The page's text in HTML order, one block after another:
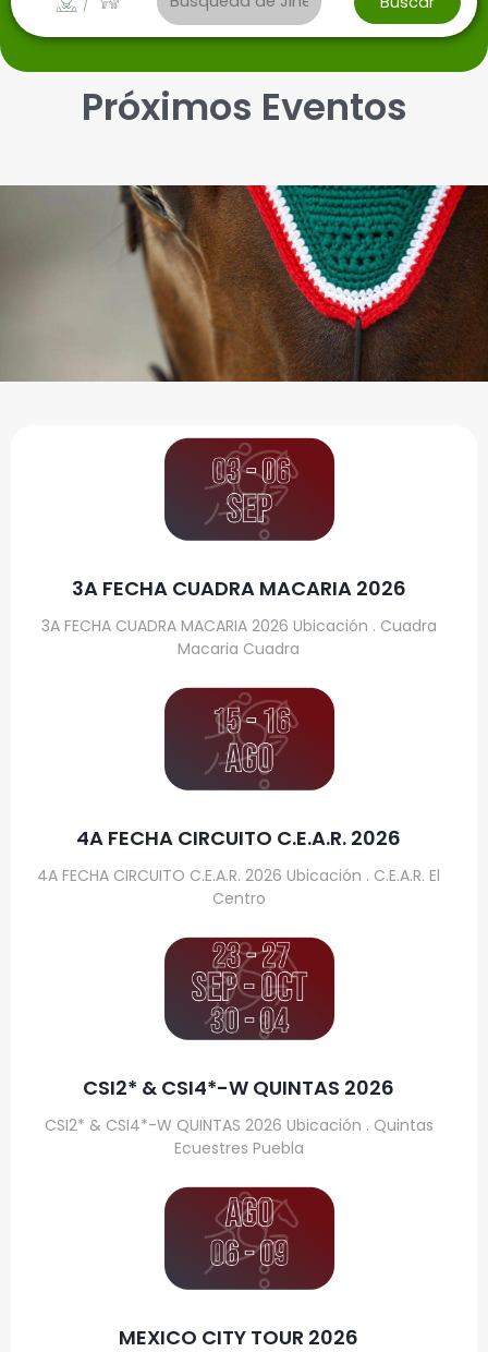
d
e
Próximos Eventos
3A FECHA CUADRA MACARIA 2026
3A FECHA CUADRA MACARIA 2026 Ubicación . Cuadra
Macaria Cuadra
4A FECHA CIRCUITO C.E.A.R. 2026
4A FECHA CIRCUITO C.E.A.R. 2026 Ubicación . C.E.A.R. El
Centro
CSI2* & CSI4*-W QUINTAS 2026
CSI2* & CSI4*-W QUINTAS 2026 Ubicación . Quintas
Ecuestres Puebla
MEXICO CITY TOUR 2026